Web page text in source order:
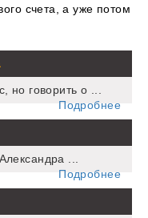
счета, а уже потом
но говорить о ...
Подробнее
...
Подробнее